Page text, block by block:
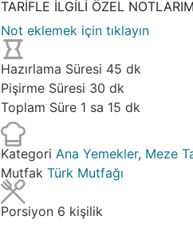
TARİFLE İLGİLİ ÖZEL NOTLARIM
Not eklemek için tıklayın
Hazırlama Süresi 45 dk
Pişirme Süresi 30 dk
Toplam Süre 1 sa 15 dk
Kategori Ana Yemekler, Meze
Mutfak Türk Mutfağı
Porsiyon 6 kişilik